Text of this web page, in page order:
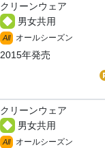
クリーンウェア
男女共用
All オールシーズン
2015年発売
クリーンウェア
男女共用
All オールシーズン